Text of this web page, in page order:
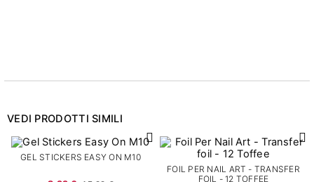
VEDI PRODOTTI SIMILI
GEL STICKERS EASY ON M10
FOIL PER NAIL ART - TRANSFER
FOIL - 12 TOFFEE